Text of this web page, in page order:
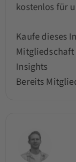
kostenlos für
Kaufe dieses
Insights
Bereits